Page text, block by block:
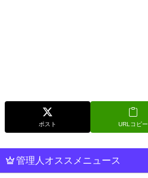
ポスト URLコピー
管理人オススメニュース